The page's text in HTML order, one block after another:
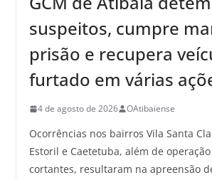
suspeitos, cumpre
prisão e recupera
furtado em várias
4 de agosto de 2026 OAtibaiense
Ocorrências nos bairros Vila Santa
Estoril e Caetetuba, além de
cortantes, resultaram na apreensão